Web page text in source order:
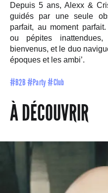
Depuis 5 ans, Alexx &
guidés par une seule
parfait, au moment
ou pépites
bienvenus, et le duo
époques et les ambi’.
#B2B #Party #Club
À DÉCOUVRIR